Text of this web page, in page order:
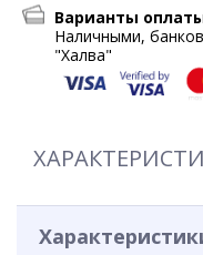
Варианты
Наличными,
"Халва"